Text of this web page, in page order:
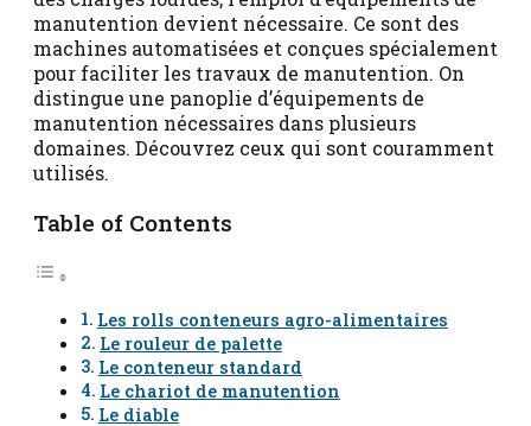
manutention devient nécessaire. Ce sont des
machines automatisées et conçues spécialement
pour faciliter les travaux de manutention. On
distingue une panoplie d’équipements de
manutention nécessaires dans plusieurs
domaines. Découvrez ceux qui sont couramment
utilisés.
Table of Contents
Les rolls conteneurs agro-alimentaires
Le rouleur de palette
Le conteneur standard
Le chariot de manutention
Le diable